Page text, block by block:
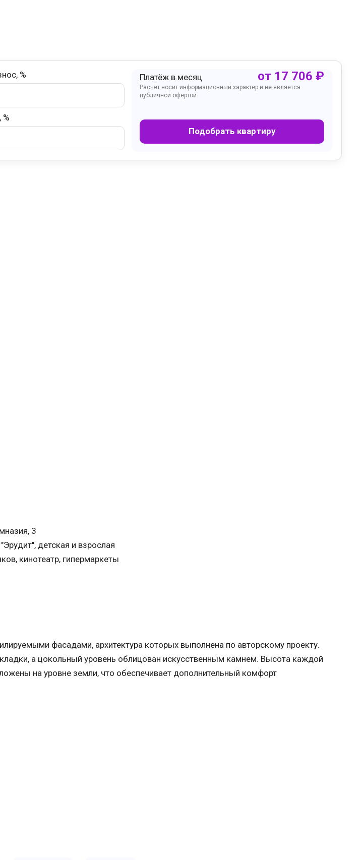
%
%
Платёж в месяц от 17 706 ₽
Расчёт носит информационный характер и не является
публичной офертой.
Подобрать квартиру
3
детская и взрослая
кинотеатр, гипермаркеты
фасадами, архитектура которых выполнена по авторскому проекту.
а цокольный уровень облицован искусственным камнем. Высота каждой
на уровне земли, что обеспечивает дополнительный комфорт